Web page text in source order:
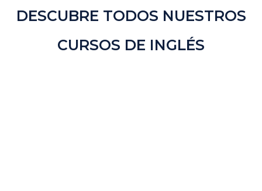
DESCUBRE TODOS NUESTROS
CURSOS DE INGLÉS